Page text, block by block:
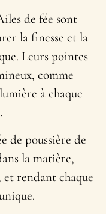
de fée sont
la finesse et la
Leurs pointes
comme
à chaque
de poussière de
la matière,
rendant chaque